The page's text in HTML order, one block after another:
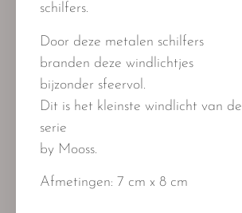
schilfers.
Door deze metalen schilfers
branden deze windlichtjes
bijzonder sfeervol.
Dit is het kleinste windlicht van de
serie
by Mooss.
Afmetingen: 7 cm x 8 cm